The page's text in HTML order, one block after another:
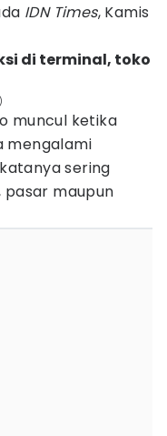
IDN Times, Kamis
di terminal, toko
muncul ketika
mengalami
sering
maupun